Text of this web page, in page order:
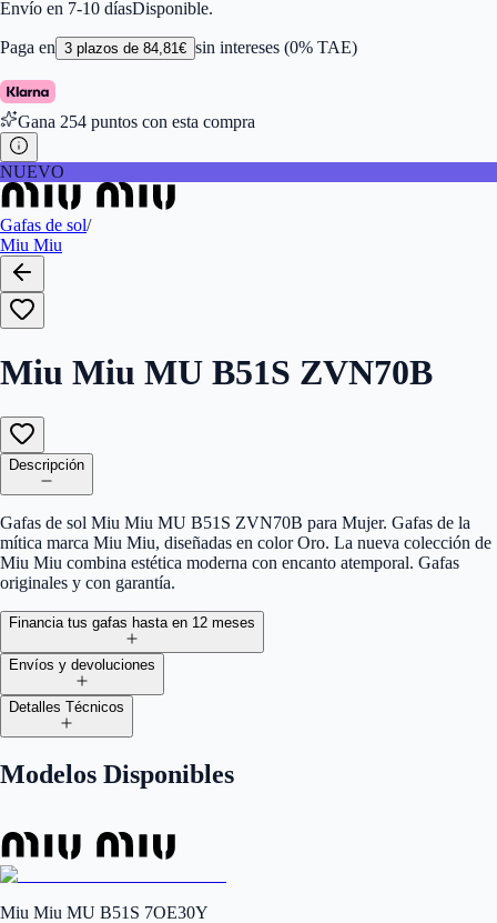
Color de Lentes:Gris
Forma:Ovalada
Género:Mujer
Largo de la Varilla (mm)
Marca
Tipo de Cristales: Normales
Envío en 7-10 díasDisponible.
Paga en 3 plazos de 84,81€ sin intereses (0% TAE)
Gana 254 puntos con esta compra
NUEVO
Gafas de sol/
Miu Miu
Miu Miu MU B51S ZVN70B
Descripción
Gafas de sol Miu Miu MU B51S ZVN70B para Mujer. Gafas de la
mítica marca Miu Miu, diseñadas en color Oro. La nueva colección de
Miu Miu combina estética moderna con encanto atemporal. Gafas
originales y con garantía.
Financia tus gafas hasta en 12 meses
Envíos y devoluciones
Detalles Técnicos
Modelos Disponibles
Miu Miu MU B51S 7OE30Y